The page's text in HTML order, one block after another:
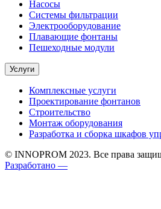
Насосы
Системы фильтрации
Электрооборудование
Плавающие фонтаны
Пешеходные модули
Услуги
Комплексные услуги
Проектирование фонтанов
Строительство
Монтаж оборудования
Разработка и сборка шкафов
© INNOPROM 2023. Все права
Разработано —